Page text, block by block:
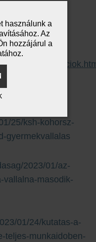
25/ksh-kohorsz-
gyermekvallalas
2023/01/az-
vallalna-masodik-
01/24/kutatas-a-
teljes-munkaidoben-
használunk a
Az
hozzájárul a